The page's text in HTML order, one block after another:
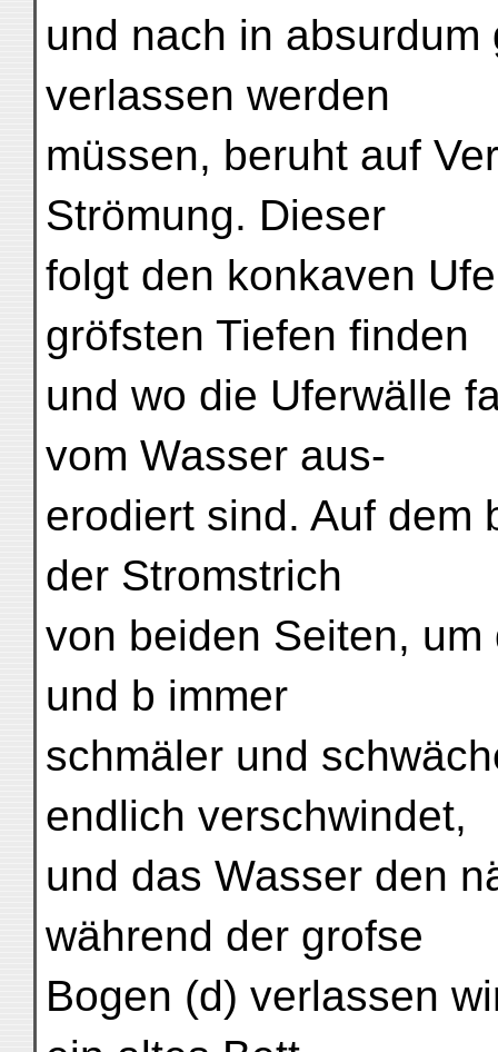
und nach in
verlassen werden
müssen, beruht auf
Strömung. Dieser
folgt den konkaven
gröfsten Tiefen finden
und wo die Uferwälle
vom Wasser aus-
erodiert sind. Auf dem
der Stromstrich
von beiden Seiten,
und b immer
schmäler und
endlich verschwindet,
und das Wasser den
während der grofse
Bogen (d) verlassen